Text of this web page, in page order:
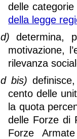
delle categorie
della legge
d)determina,
motivazione,
rilevanza
d bis)
cento delle
la quota
delle Forze di
Forze